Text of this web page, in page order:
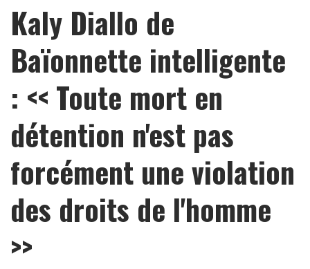
Kaly Diallo de
Baïonnette intelligente
: << Toute mort en
détention n'est pas
forcément une violation
des droits de l'homme
>>